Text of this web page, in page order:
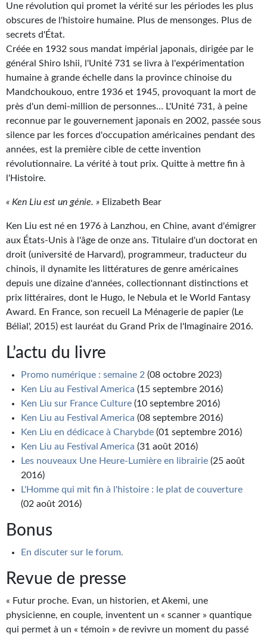
Les critiques
Le blog
Le prix des lecteurs
GOODIES
Goodies Gotland
Tirages d’art Une Heure-Lumière
PLUS
Récompenses
Newsletter
Le Bélial' sur Youtube
LE BLOG BIFROST
Journal d'un homme des bois
FORUMS
CONTACT
Nous contacter
F.A.Q.
Une révolution qui promet la vérité sur les périodes les plus
obscures de l'histoire humaine. Plus de mensonges. Plus de
secrets d'État.
Créée en 1932 sous mandat impérial japonais, dirigée par le
général Shiro Ishii, l'Unité 731 se livra à l'expérimentation
humaine à grande échelle dans la province chinoise du
Mandchoukouo, entre 1936 et 1945, provoquant la mort de
près d'un demi-million de personnes… L'Unité 731, à peine
reconnue par le gouvernement japonais en 2002, passée sous
silence par les forces d'occupation américaines pendant des
années, est la première cible de cette invention
révolutionnaire. La vérité à tout prix. Quitte à mettre fin à
l'Histoire.
« Ken Liu est un génie. » Elizabeth Bear
Ken Liu est né en 1976 à Lanzhou, en Chine, avant d'émigrer
aux États-Unis à l'âge de onze ans. Titulaire d'un doctorat en
droit (université de Harvard), programmeur, traducteur du
chinois, il dynamite les littératures de genre américaines
depuis une dizaine d'années, collectionnant distinctions et
prix littéraires, dont le Hugo, le Nebula et le World Fantasy
Award. En France, son recueil La Ménagerie de papier (Le
Bélial', 2015) est lauréat du Grand Prix de l'Imaginaire 2016.
L’actu du livre
Promo numérique : semaine 2 (08 octobre 2023)
Ken Liu au Festival America (15 septembre 2016)
Ken Liu sur France Culture (10 septembre 2016)
Ken Liu au Festival America (08 septembre 2016)
Ken Liu en dédicace à Charybde (01 septembre 2016)
Ken Liu au Festival America (31 août 2016)
Les nouveaux Une Heure-Lumière en librairie (25 août
2016)
L'Homme qui mit fin à l'histoire : le plat de couverture
(02 août 2016)
Bonus
En discuter sur le forum.
Revue de presse
« Futur proche. Evan, un historien, et Akemi, une
physicienne, en couple, inventent un « scanner » quantique
qui permet à un « témoin » de revivre un moment du passé